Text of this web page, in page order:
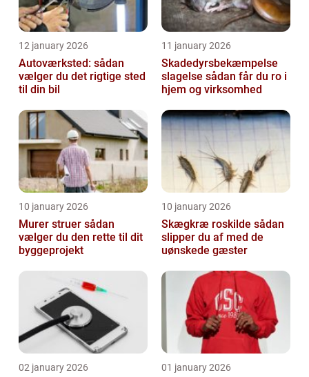
12 january 2026
Autoværksted: sådan
vælger du det rigtige sted
til din bil
11 january 2026
Skadedyrsbekæmpelse
slagelse sådan får du ro i
hjem og virksomhed
10 january 2026
Murer struer sådan
vælger du den rette til dit
byggeprojekt
10 january 2026
Skægkræ roskilde sådan
slipper du af med de
uønskede gæster
02 january 2026 01 january 2026